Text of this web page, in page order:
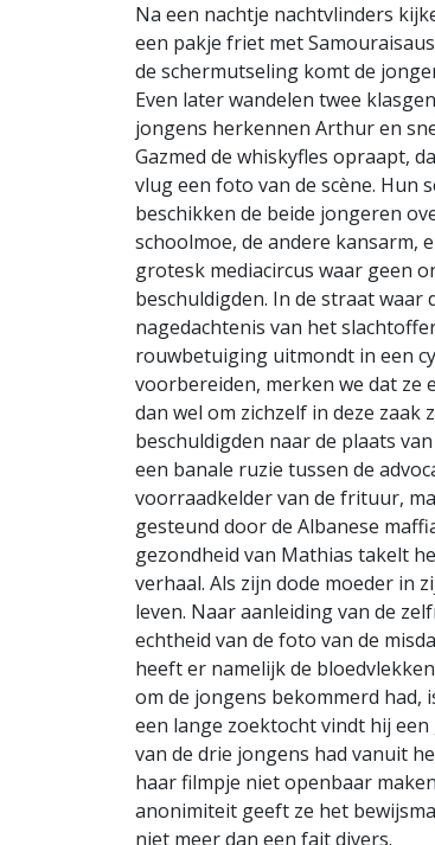
Na een nachtje nachtvlinders
een pakje friet met
de schermutseling komt de
Even later wandelen twee
jongens herkennen Arthur en
Gazmed de whiskyfles opraapt,
vlug een foto van de scène. Hun
beschikken de beide jongeren
schoolmoe, de andere kansarm,
grotesk mediacircus waar geen
beschuldigden. In de straat
nagedachtenis van het
rouwbetuiging uitmondt in een
voorbereiden, merken we dat ze
dan wel om zichzelf in deze
beschuldigden naar de plaats
een banale ruzie tussen de
voorraadkelder van de frituur,
gesteund door de Albanese
gezondheid van Mathias takelt
verhaal. Als zijn dode moeder in
leven. Naar aanleiding van de
echtheid van de foto van de
heeft er namelijk de
om de jongens bekommerd had,
een lange zoektocht vindt hij
van de drie jongens had vanuit
haar filmpje niet openbaar
anonimiteit geeft ze het
niet meer dan een fait divers.